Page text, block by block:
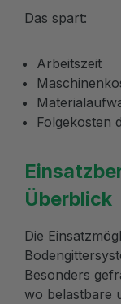
Das spart:
Arbeitszeit
Folgekosten
Überblick
Die
Besonders
wo belastbare